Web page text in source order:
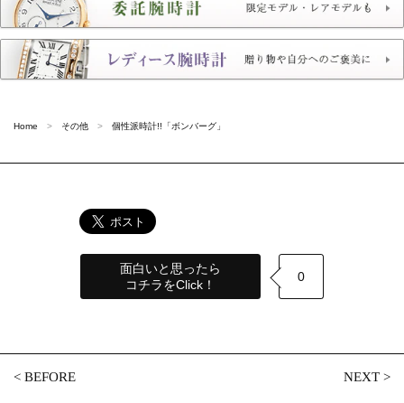
Home その他 個性派時計!!「ボンバーグ」
面白いと思ったら
コチラをClick！
0
<BEFORE NEXT>